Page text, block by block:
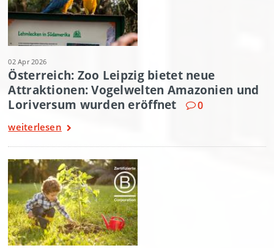
02 Apr 2026
Österreich: Zoo Leipzig bietet neue
Attraktionen: Vogelwelten Amazonien und
Loriversum wurden eröffnet
0
weiterlesen